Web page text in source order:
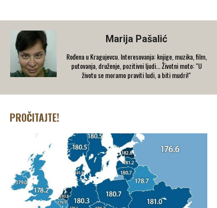
Marija Pašalić
​Rođena u Kragujevcu. Interesovanja: knjige, muzika, film,
putovanja, druženje, pozitivni ljudi... Životni moto: "U
životu se moramo praviti ludi, a biti mudri!"
PROČITAJTE!